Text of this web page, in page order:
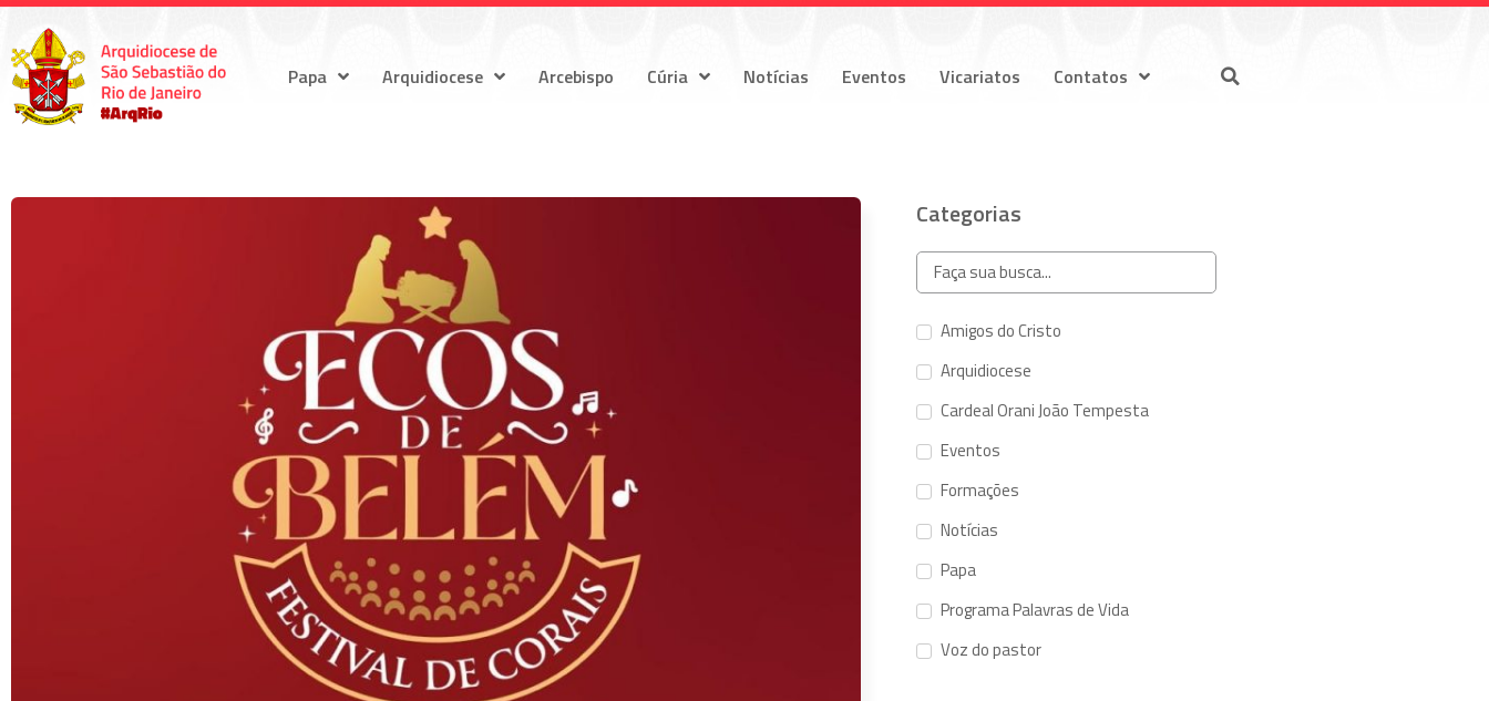
Papa Arquidiocese Arcebispo Cúria Notícias Eventos Vicariatos Contatos
Categorias
Amigos do Cristo
Arquidiocese
Cardeal Orani João Tempesta
Eventos
Formações
Notícias
Papa
Programa Palavras de Vida
Voz do pastor